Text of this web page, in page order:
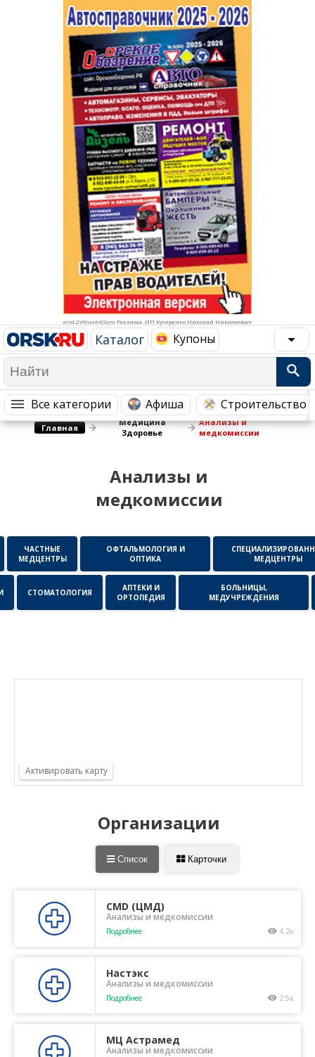
erid:2VfnxxhKSem Реклама. ИП Кучеренко Николай Николаевич
Каталог Купоны
Все категории Афиша Строительство
Строительство и ремонт
Авто и мото
Рестораны, кафе, бары
Развлечения и отдых
Спорт Фитнес
Недвижимость
Красота Косметология
Медицина Здоровье
Путешествия, Туризм
Гостиницы
Образование
Бытовые услуги
Телекоммуникации и связь
Торговля
Бизнес и финансы
Юристы, Экспертиза, Страхование
Ремонт
Социальные организации
Это интересно
Администрация
Промышленность
Сельское хозяйство
Ветеринария, Зоотовары
Курьерская служба, Службы до...
Популярное →
Строительство и ремонт
Главная
Медицина
Здоровье
Анализы и
медкомиссии
Анализы и
медкомиссии
ЧАСТНЫЕ
МЕДЦЕНТРЫ
ОФТАЛЬМОЛОГИЯ И
ОПТИКА
МЕДЦЕНТРЫ
СТОМАТОЛОГИЯ
АПТЕКИ И
ОРТОПЕДИЯ
БОЛЬНИЦЫ,
МЕДУЧРЕЖДЕНИЯ
Организации
Список Карточки
CMD (ЦМД)
Анализы и медкомиссии
Подробнее 4.2к
Настэкс
Анализы и медкомиссии
Подробнее 2.5к
МЦ Астрамед
Анализы и медкомиссии